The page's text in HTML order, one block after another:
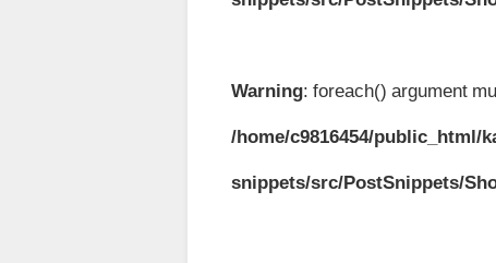
Warning: foreach() argument
/home/c9816454/public_html/
snippets/src/PostSnippets/